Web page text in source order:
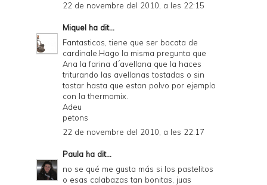
22 de novembre del 2010, a les 22:15
Miquel ha dit...
Fantasticos, tiene que ser bocata de
cardinale.Hago la misma pregunta que
Ana la farina d´avellana que la haces
triturando las avellanas tostadas o sin
tostar hasta que estan polvo por ejemplo
con la thermomix.
Adeu
petons
22 de novembre del 2010, a les 22:17
Paula ha dit...
no se qué me gusta más si los pastelitos
o esas calabazas tan bonitas, juas